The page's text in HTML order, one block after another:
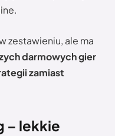
zestawieniu, ale ma
darmowych gier
zamiast
– lekkie